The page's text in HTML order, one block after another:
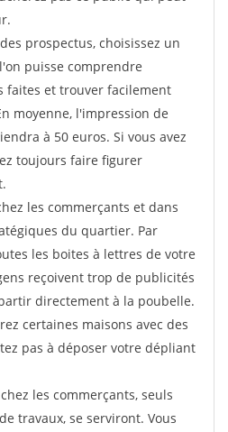
prospectus, choisissez un
puisse comprendre
faites et trouver facilement
moyenne, l'impression de
à 50 euros. Si vous avez
toujours faire figurer
les commerçants et dans
du quartier. Par
les boites à lettres de votre
reçoivent trop de publicités
directement à la poubelle.
certaines maisons avec des
pas à déposer votre dépliant
les commerçants, seuls
travaux, se serviront. Vous